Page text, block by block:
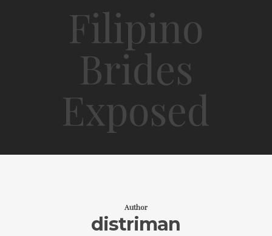
Filipino
Brides
Exposed
Author
distriman